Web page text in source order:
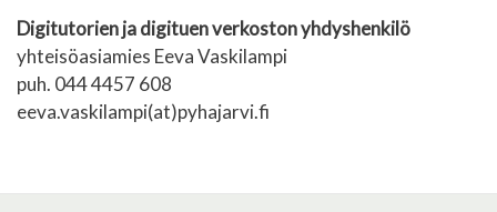
Digitutorien ja digituen verkoston yhdyshenkilö
yhteisöasiamies Eeva Vaskilampi
puh. 044 4457 608
eeva.vaskilampi(at)pyhajarvi.fi